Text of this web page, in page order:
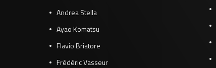
Andrea Stella
Ayao Komatsu
Flavio Briatore
Frédéric Vasseur